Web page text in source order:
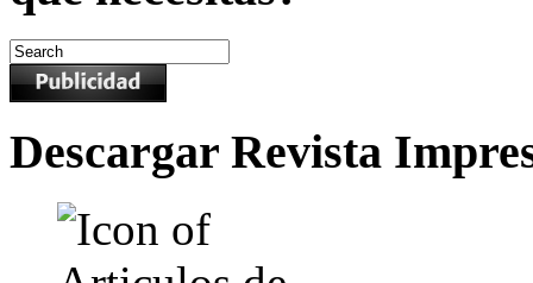
Descargar Revista